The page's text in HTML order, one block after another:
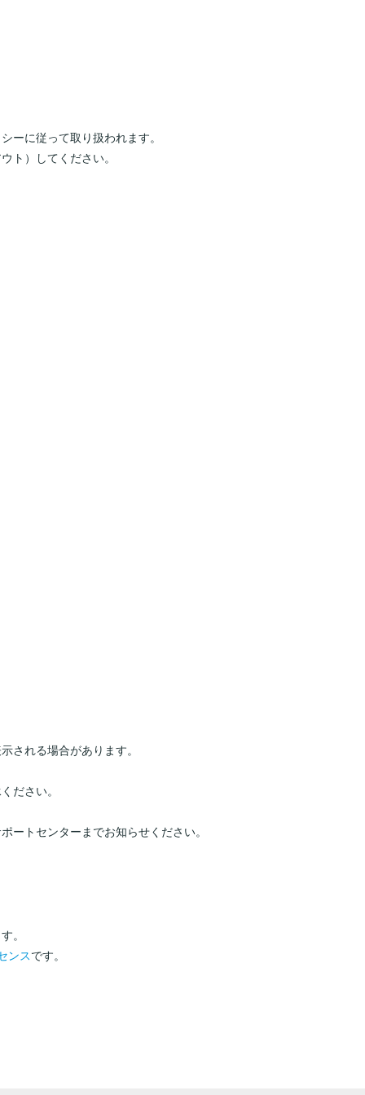
ーに従って取り扱われます。
ト）してください。
される場合があります。
ださい。
ートセンターまでお知らせください。
。
ンスです。